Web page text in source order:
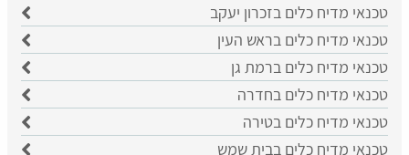
טכנאי מדיח כלים בזכרון יעקב
טכנאי מדיח כלים בראש העין
טכנאי מדיח כלים ברמת גן
טכנאי מדיח כלים בחדרה
טכנאי מדיח כלים בטירה
טכנאי מדיח כלים בבית שמש